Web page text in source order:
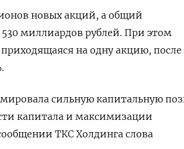
новых акций, а общий
миллиардов рублей. При этом
на одну акцию, после
сильную капитальную
капитала и максимизации
ТКС Холдинга слова